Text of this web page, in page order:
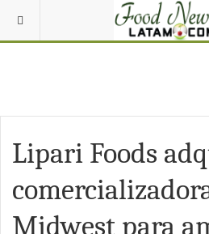
Lipari Foods
Midwest para